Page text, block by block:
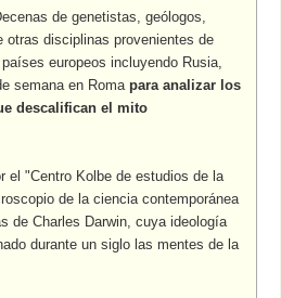
de genetistas, geólogos,
disciplinas provenientes de
europeos incluyendo Rusia,
semana en Romapara analizar los
descalifican el mito
el "Centro Kolbe de estudios de la
de la ciencia contemporánea
de Charles Darwin, cuya ideología
durante un siglo las mentes de la